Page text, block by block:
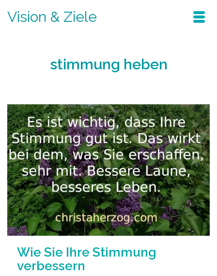
Vision & Ziele
stimmung heben
Wie Sie Ihre Stimmung
verbessern